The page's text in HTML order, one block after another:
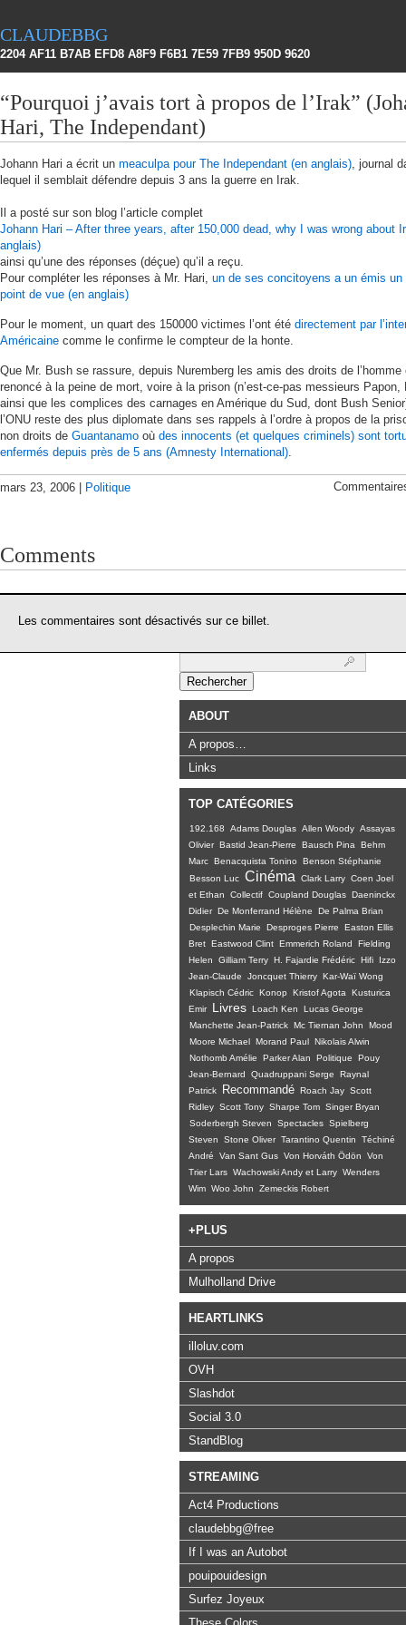
claudebbg
2204 AF11 B7AB EFD8 A8F9 F6B1 7E59 7FB9 950D 9620
“Pourquoi j’avais tort à propos de l’Irak”
Hari, The Independant)
Johann Hari a écrit un meaculpa pour The Independant (en anglais), journal
lequel il semblait défendre depuis 3 ans la guerre en Irak.
Il a posté sur son blog l’article complet
Johann Hari – After three years, after 150,000 dead, why I was wrong about
anglais)
ainsi qu’une des réponses (déçue) qu’il a reçu.
Pour compléter les réponses à Mr. Hari, un de ses concitoyens a un émis un
point de vue (en anglais)
Pour le moment, un quart des 150000 victimes l’ont été directement par
Américaine comme le confirme le compteur de la honte.
Que Mr. Bush se rassure, depuis Nuremberg les amis des droits de l’homme
renoncé à la peine de mort, voire à la prison (n’est-ce-pas messieurs Papon,
ainsi que les complices des carnages en Amérique du Sud, dont Bush
l’ONU reste des plus diplomate dans ses rappels à l’ordre à propos de la
non droits de Guantanamo où des innocents (et quelques criminels) sont
enfermés depuis près de 5 ans (Amnesty International).
mars 23, 2006 | Politique
Comments
Les commentaires sont désactivés sur ce billet.
ABOUT
A propos…
Links
TOP CATÉGORIES
192.168 Adams Douglas Allen Woody Assayas
Olivier Bastid Jean-Pierre Bausch Pina
Behm
Marc Benacquista Tonino
Benson Stéphanie
Besson Luc Cinéma Clark Larry Coen Joel
et Ethan
Collectif Coupland Douglas Daeninckx
Didier De Monferrand Hélène
De Palma Brian
Desplechin Marie
Desproges Pierre
Easton Ellis
Bret Eastwood Clint Emmerich Roland
Fielding
Helen
Gilliam Terry H. Fajardie Frédéric Hifi
Izzo
Jean-Claude
Joncquet Thierry Kar-Waï Wong
Klapisch Cédric Konop Kristof Agota
Kusturica
Emir
Livres Loach Ken
Lucas George
Manchette Jean-Patrick Mc Tiernan John
Mood
Moore Michael Morand Paul Nikolais Alwin
Nothomb Amélie
Parker Alan Politique
Pouy
Jean-Bernard
Quadruppani Serge
Raynal
Patrick
Recommandé Roach Jay Scott
Ridley Scott Tony Sharpe Tom Singer Bryan
Soderbergh Steven
Spectacles Spielberg
Steven
Stone Oliver Tarantino Quentin
Téchiné
André
Van Sant Gus Von Horváth Ödön
Von
Trier Lars Wachowski Andy et Larry Wenders
Wim Woo John Zemeckis Robert
+PLUS
A propos
Mulholland Drive
HEARTLINKS
illoluv.com
OVH
Slashdot
Social 3.0
StandBlog
STREAMING
Act4 Productions
claudebbg@free
If I was an Autobot
pouipouidesign
Surfez Joyeux